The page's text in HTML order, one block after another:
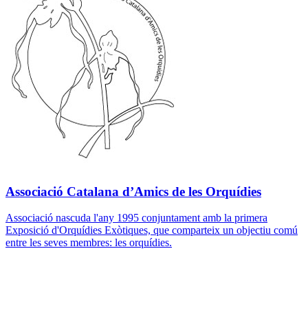
Associació Catalana d’Amics de les Orquídies
Associació nascuda l'any 1995 conjuntament amb la primera
Exposició d'Orquídies Exòtiques, que comparteix un objectiu comú
entre les seves membres: les orquídies.